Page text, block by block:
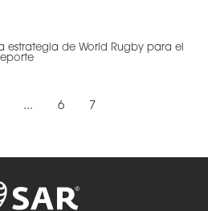
estrategia de World Rugby para el
... 6 7